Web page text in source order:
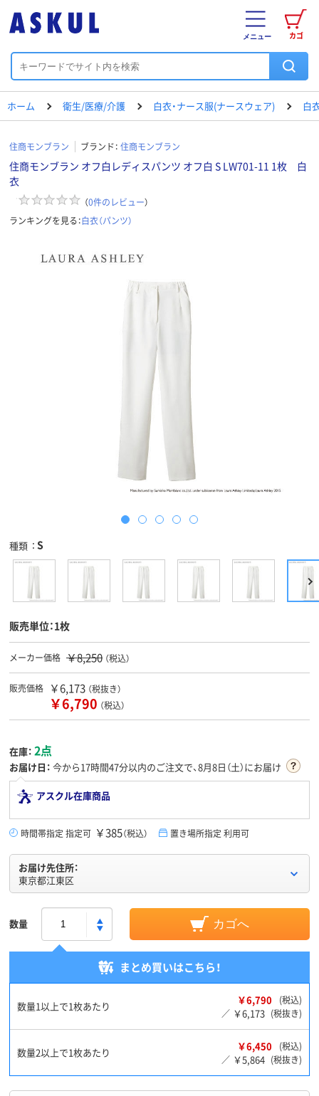
カゴ
メニュー
ホーム 衛生/医療/介護 白衣・ナース服(ナースウェア) 白
住商モンブラン ブランド： 住商モンブラン
住商モンブラン オフ白レディスパンツ オフ白 S LW701-11 1枚 白
衣
（0件のレビュー）
ランキングを見る：白衣（パンツ）
種類 S
販売単位：1枚
メーカー価格 ￥8,250 （税込）
販売価格 ￥6,173 （税抜き）
￥6,790 （税込）
在庫： 2点
お届け日： 今から17時間47分以内のご注文で、8月8日（土）にお届け
アスクル在庫商品
時間帯指定 指定可 ￥385（税込） 置き場所指定 利用可
お届け先住所：
東京都江東区
数量 カゴへ
まとめ買いはこちら！
数量1以上で1枚あたり ￥6,790
(税込)
／ ￥6,173 (税抜き)
数量2以上で1枚あたり ￥6,450
(税込)
／ ￥5,864 (税抜き)